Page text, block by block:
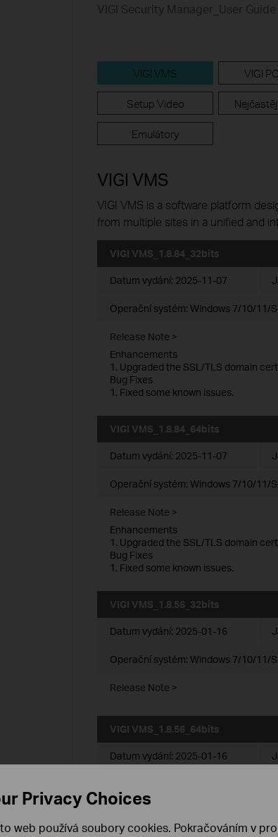
VIGI Security Manager_User Guide
VIGI VMS VIGI
Setup Video
Emulátory
VIGI VMS
VIGI VMS is a software platform
from multiple sites in a unified and
VIGI VMS_1.8.84_32bits
Datum vydání: 2025-11-07
Operační systém: Windows 7/10/11/
Release Note >
Enhancements
1. Upgraded the SSL/TLS domain
Bug Fixes
1. Fixed some known issues.
VIGI VMS_1.8.84_64bits
Datum vydání: 2025-11-07
Operační systém: Windows 7/10/11/
Release Note >
Enhancements
1. Upgraded the SSL/TLS domain
Bug Fixes
1. Fixed some known issues.
VIGI VMS_1.8.56_32bits
Datum vydání: 2025-01-16
Operační systém: Windows 7/10/11/
Release Note >
VIGI VMS_1.8.56_64bits
Datum vydání: 2025-01-16
Privacy Choices
web používá soubory cookies. Pokračováním v